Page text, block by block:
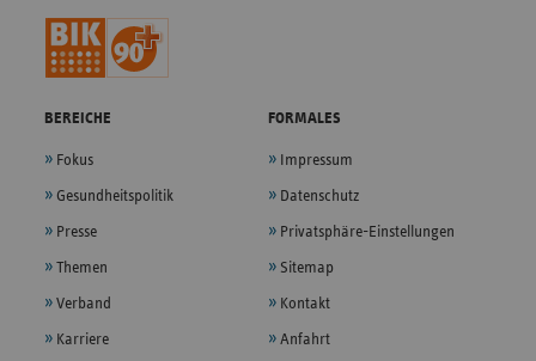
BEREICHE
Fokus
Gesundheitspolitik
Presse
Themen
Verband
Karriere
FORMALES
Impressum
Datenschutz
Privatsphäre-Einstellungen
Sitemap
Kontakt
Anfahrt